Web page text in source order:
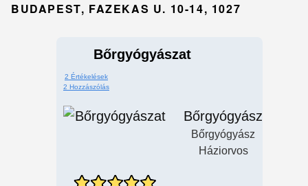
BUDAPEST, FAZEKAS U. 10-14, 1027
Bőrgyógyászat
2 Értékelések
2 Hozzászólás
Bőrgyógyász
Bőrgyógyász
Háziorvos